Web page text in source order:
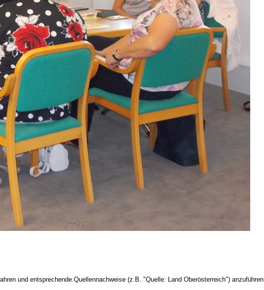
und entsprechende Quellennachweise (z.B. "Quelle: Land Oberösterreich") anzuführen.